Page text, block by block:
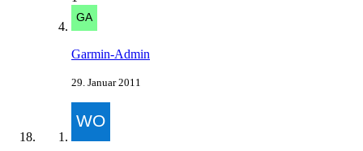
Garmin-Admin
29. Januar 2011